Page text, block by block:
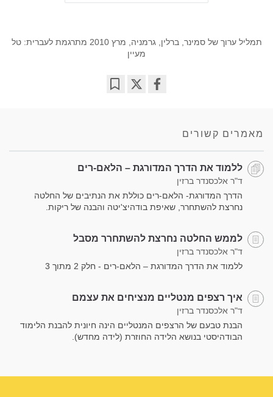
תמליל ערוך של סמינר, ברלין, גרמניה, מרץ 2010 מתרגמת לעברית: טל
מעיין
מאמרים קשורים
ללמוד את הדרך המדורגת – הלאם-רים
ד"ר אלכסנדר ברזין
הדרך המדורגת- הלאם-רים כוללת את הנתיבים של החלטה
נחרצת להשתחרר, שאיפת בודהיצ'יטה והבנה של ריקות.
לממש החלטה נחרצת להשתחרר מסבל
ד"ר אלכסנדר ברזין
ללמוד את הדרך המדורגת – הלאם-רים - חלק 2 מתוך 3
איך רצפים מנטליים מנציחים את עצמם
ד"ר אלכסנדר ברזין
הבנת טבעם של הרצפים המנטליים הינה חיונית להבנת הלימוד
הבודהיסטי בנושא הלידה החוזרת (לידה מחדש).